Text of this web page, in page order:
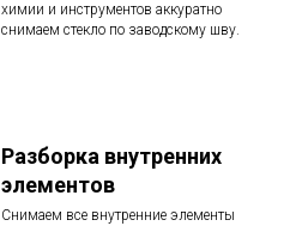
химии и инструментов аккуратно
снимаем стекло по заводскому шву.
Разборка внутренних
элементов
Снимаем все внутренние элементы